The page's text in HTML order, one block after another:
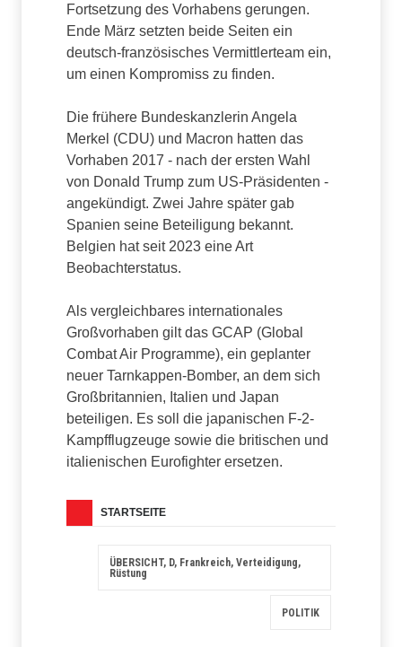
Fortsetzung des Vorhabens gerungen.
Ende März setzten beide Seiten ein
deutsch-französisches Vermittlerteam ein,
um einen Kompromiss zu finden.
Die frühere Bundeskanzlerin Angela
Merkel (CDU) und Macron hatten das
Vorhaben 2017 - nach der ersten Wahl
von Donald Trump zum US-Präsidenten -
angekündigt. Zwei Jahre später gab
Spanien seine Beteiligung bekannt.
Belgien hat seit 2023 eine Art
Beobachterstatus.
Als vergleichbares internationales
Großvorhaben gilt das GCAP (Global
Combat Air Programme), ein geplanter
neuer Tarnkappen-Bomber, an dem sich
Großbritannien, Italien und Japan
beteiligen. Es soll die japanischen F-2-
Kampfflugzeuge sowie die britischen und
italienischen Eurofighter ersetzen.
STARTSEITE
ÜBERSICHT, D, Frankreich, Verteidigung,
Rüstung
POLITIK